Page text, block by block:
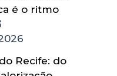
é o ritmo
Recife: do